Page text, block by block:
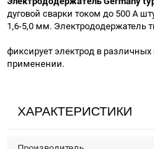
дуговой сварки током до 500 А
1,6-5,0 мм. Электрододержатель
фиксирует электрод в
применении.
ХАРАКТЕРИСТИКИ